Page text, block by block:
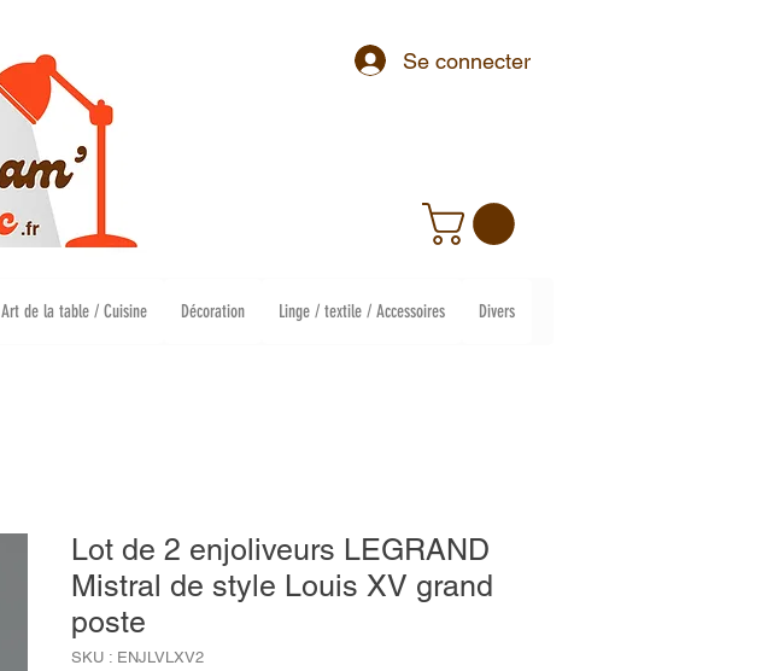
Se connecter
Art de la table / Cuisine Décoration Linge / textile / Accessoires Divers
Lot de 2 enjoliveurs LEGRAND
Mistral de style Louis XV grand
poste
SKU : ENJLVLXV2